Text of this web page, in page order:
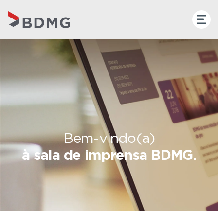
Bem-vindo(a)
à sala de imprensa BDMG.